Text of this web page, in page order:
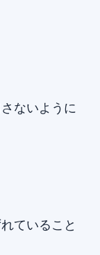
ないように
ていること